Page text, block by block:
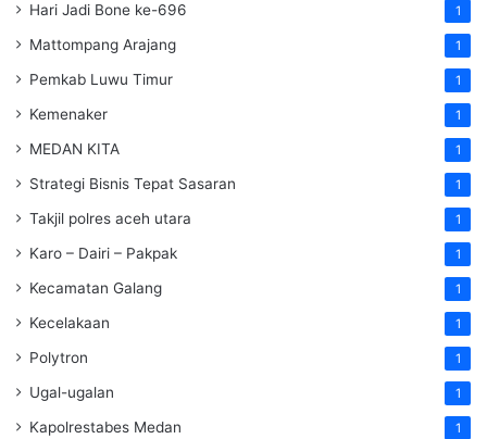
Hari Jadi Bone ke-696 1
Mattompang Arajang 1
Pemkab Luwu Timur 1
Kemenaker 1
MEDAN KITA 1
Strategi Bisnis Tepat Sasaran 1
Takjil polres aceh utara 1
Karo – Dairi – Pakpak 1
Kecamatan Galang 1
Kecelakaan 1
Polytron 1
Ugal-ugalan 1
Kapolrestabes Medan 1